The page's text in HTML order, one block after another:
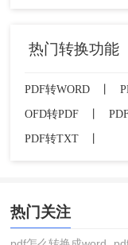
热门转换功能
PDF转WORD
OFD转PDF
PDF转TXT
热门关注